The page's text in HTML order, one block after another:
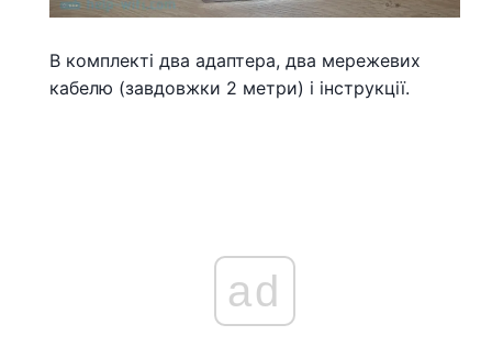
В комплекті два адаптера, два мережевих
кабелю (завдовжки 2 метри) і інструкції.
ad